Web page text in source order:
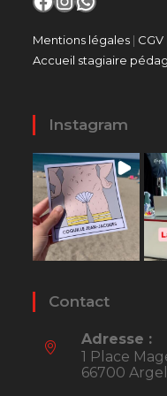
Mentions légales | CGV
Accueil stagiaire
Instagram
Contact
Adresse :
1 Place
66700